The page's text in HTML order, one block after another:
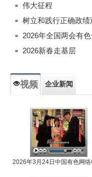
伟大征程
树立和践行正确政绩
2026年全国两会有
2026新春走基层
视频 企业新闻